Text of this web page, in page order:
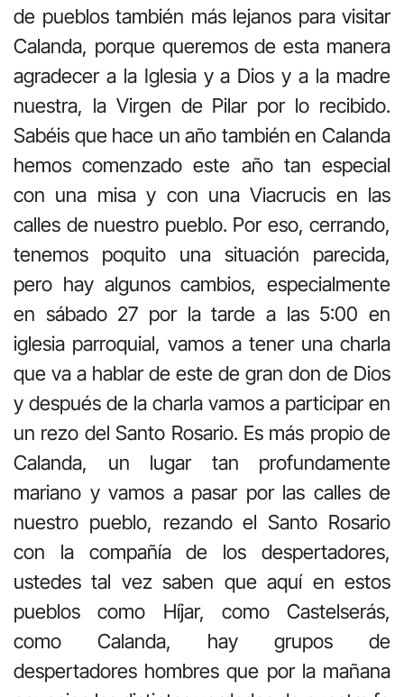
de pueblos también más lejanos para visitar
Calanda, porque queremos de esta manera
agradecer a la Iglesia y a Dios y a la madre
nuestra, la Virgen de Pilar por lo recibido.
Sabéis que hace un año también en Calanda
hemos comenzado este año tan especial
con una misa y con una Viacrucis en las
calles de nuestro pueblo. Por eso, cerrando,
tenemos poquito una situación parecida,
pero hay algunos cambios, especialmente
en sábado 27 por la tarde a las 5:00 en
iglesia parroquial, vamos a tener una charla
que va a hablar de este de gran don de Dios
y después de la charla vamos a participar en
un rezo del Santo Rosario. Es más propio de
Calanda, un lugar tan profundamente
mariano y vamos a pasar por las calles de
nuestro pueblo, rezando el Santo Rosario
con la compañía de los despertadores,
ustedes tal vez saben que aquí en estos
pueblos como Híjar, como Castelserás,
como Calanda, hay grupos de
despertadores hombres que por la mañana